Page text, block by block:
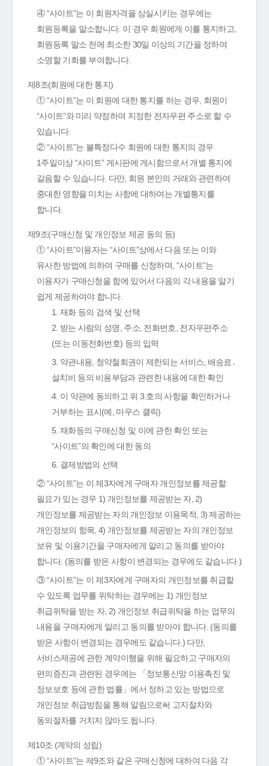
④ “사이트”는 이 회원자격을 상실시키는 경우에는
회원등록을 말소합니다. 이 경우 회원에게 이를 통지하고,
회원등록 말소 전에 최소한 30일 이상의 기간을 정하여
소명할 기회를 부여합니다.
제8조(회원에 대한 통지)
① “사이트”는 이 회원에 대한 통지를 하는 경우, 회원이
“사이트”와 미리 약정하여 지정한 전자우편 주소로 할 수
있습니다.
② “사이트”는 불특정다수 회원에 대한 통지의 경우
1주일이상 “사이트” 게시판에 게시함으로서 개별 통지에
갈음할 수 있습니다. 다만, 회원 본인의 거래와 관련하여
중대한 영향을 미치는 사항에 대하여는 개별통지를
합니다.
제9조(구매신청 및 개인정보 제공 동의 등)
① “사이트”이용자는 “사이트”상에서 다음 또는 이와
유사한 방법에 의하여 구매를 신청하며, “사이트”는
이용자가 구매신청을 함에 있어서 다음의 각 내용을 알기
쉽게 제공하여야 합니다.
1. 재화 등의 검색 및 선택
2. 받는 사람의 성명, 주소, 전화번호, 전자우편주소
(또는 이동전화번호) 등의 입력
3. 약관내용, 청약철회권이 제한되는 서비스, 배송료․
설치비 등의 비용부담과 관련한 내용에 대한 확인
4. 이 약관에 동의하고 위 3.호의 사항을 확인하거나
거부하는 표시(예, 마우스 클릭)
5. 재화등의 구매신청 및 이에 관한 확인 또는
“사이트”의 확인에 대한 동의
6. 결제방법의 선택
② “사이트”는 이 제3자에게 구매자 개인정보를 제공할
필요가 있는 경우 1) 개인정보를 제공받는 자, 2)
개인정보를 제공받는 자의 개인정보 이용목적, 3) 제공하는
개인정보의 항목, 4) 개인정보를 제공받는 자의 개인정보
보유 및 이용기간을 구매자에게 알리고 동의를 받아야
합니다. (동의를 받은 사항이 변경되는 경우에도 같습니다.)
③ “사이트”는 이 제3자에게 구매자의 개인정보를 취급할
수 있도록 업무를 위탁하는 경우에는 1) 개인정보
취급위탁을 받는 자, 2) 개인정보 취급위탁을 하는 업무의
내용을 구매자에게 알리고 동의를 받아야 합니다. (동의를
받은 사항이 변경되는 경우에도 같습니다.) 다만,
서비스제공에 관한 계약이행을 위해 필요하고 구매자의
편의증진과 관련된 경우에는 「정보통신망 이용촉진 및
정보보호 등에 관한 법률」에서 정하고 있는 방법으로
개인정보 취급방침을 통해 알림으로써 고지절차와
동의절차를 거치지 않아도 됩니다.
제10조 (계약의 성립)
① “사이트”는 제9조와 같은 구매신청에 대하여 다음 각